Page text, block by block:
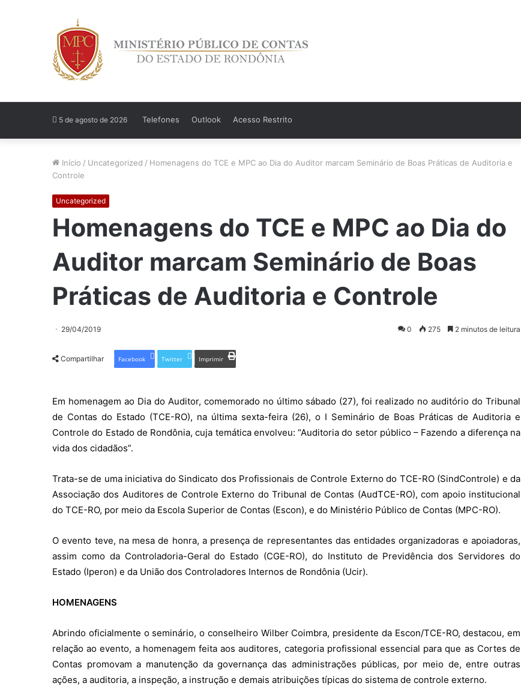
5 de agosto de 2026 Telefones Outlook Acesso Restrito
Início / Uncategorized / Homenagens do TCE e MPC ao Dia do Auditor marcam Seminário de Boas Práticas de Auditoria e
Controle
Uncategorized
Homenagens do TCE e MPC ao Dia do
Auditor marcam Seminário de Boas
Práticas de Auditoria e Controle
29/04/2019 0 275 2 minutos de leitura
Compartilhar Facebook Twitter Imprimir
Em homenagem ao Dia do Auditor, comemorado no último sábado (27), foi realizado no auditório do Tribunal
de Contas do Estado (TCE-RO), na última sexta-feira (26), o I Seminário de Boas Práticas de Auditoria e
Controle do Estado de Rondônia, cuja temática envolveu: “Auditoria do setor público – Fazendo a diferença na
vida dos cidadãos”.
Trata-se de uma iniciativa do Sindicato dos Profissionais de Controle Externo do TCE-RO (SindControle) e da
Associação dos Auditores de Controle Externo do Tribunal de Contas (AudTCE-RO), com apoio institucional
do TCE-RO, por meio da Escola Superior de Contas (Escon), e do Ministério Público de Contas (MPC-RO).
O evento teve, na mesa de honra, a presença de representantes das entidades organizadoras e apoiadoras,
assim como da Controladoria-Geral do Estado (CGE-RO), do Instituto de Previdência dos Servidores do
Estado (Iperon) e da União dos Controladores Internos de Rondônia (Ucir).
HOMENAGENS
Abrindo oficialmente o seminário, o conselheiro Wilber Coimbra, presidente da Escon/TCE-RO, destacou, em
relação ao evento, a homenagem feita aos auditores, categoria profissional essencial para que as Cortes de
Contas promovam a manutenção da governança das administrações públicas, por meio de, entre outras
ações, a auditoria, a inspeção, a instrução e demais atribuições típicas do sistema de controle externo.